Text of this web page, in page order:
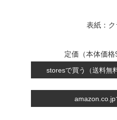
表紙：ク
定価（本体価格
storesで買う（送料無
amazon.co.jp